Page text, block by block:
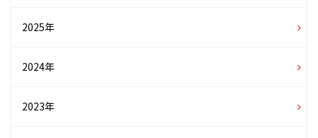
2025年
2024年
2023年